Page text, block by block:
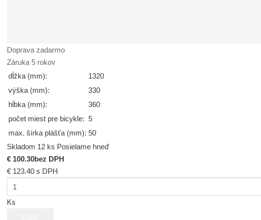
Doprava zadarmo
Záruka 5 rokov
dĺžka (mm):
1320
výška (mm):
330
hĺbka (mm):
360
počet miest pre bicykle: 5
max. šírka plášťa (mm): 50
Skladom 12 ks Posielame hneď
€ 100.30bez DPH
€ 123.40s DPH
Ks